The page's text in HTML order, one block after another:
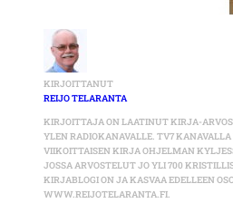
KIRJOITTANUT
REIJO TELARANTA
KIRJOITTAJA ON LAATINUT KIRJA-
YLEN RADIOKANAVALLE. TV7
VIIKOITTAISEN KIRJA OHJELMAN
JOSSA ARVOSTELUT JO YLI 700
KIRJABLOGI ON JA KASVAA EDELLEEN
WWW.REIJOTELARANTA.FI.